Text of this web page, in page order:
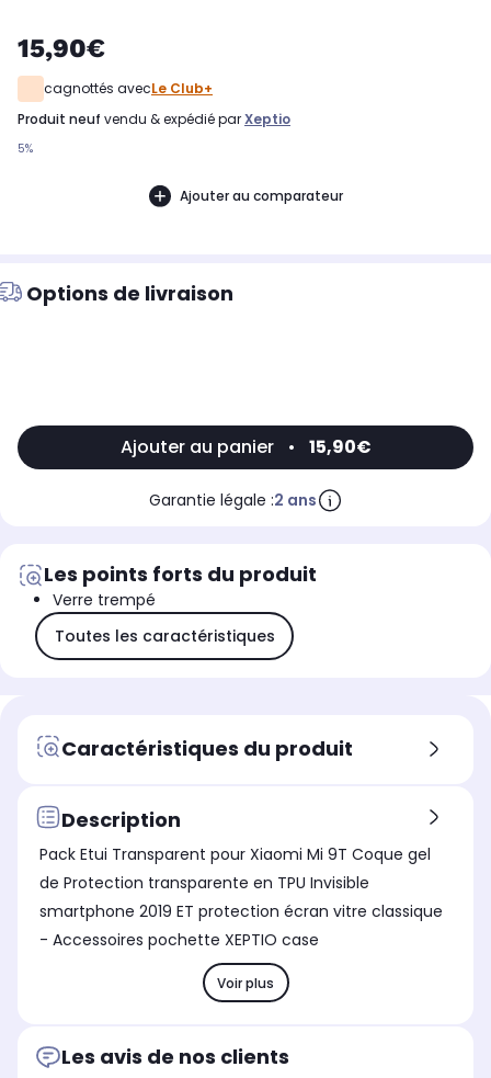
15,90€
cagnottés avecLe Club+
produit neuf vendu & expédié parXeptio
5%
Ajouter au comparateur
Options de livraison
Ajouter au panier • 15,90€
Garantie légale :2 ans
Les points forts du produit
Verre trempé
Toutes les caractéristiques
Caractéristiques du produit
Description
Pack Etui Transparent pour Xiaomi Mi 9T Coque gel
de Protection transparente en TPU Invisible
smartphone 2019 ET protection écran vitre classique
- Accessoires pochette XEPTIO case
Voir plus
Les avis de nos clients